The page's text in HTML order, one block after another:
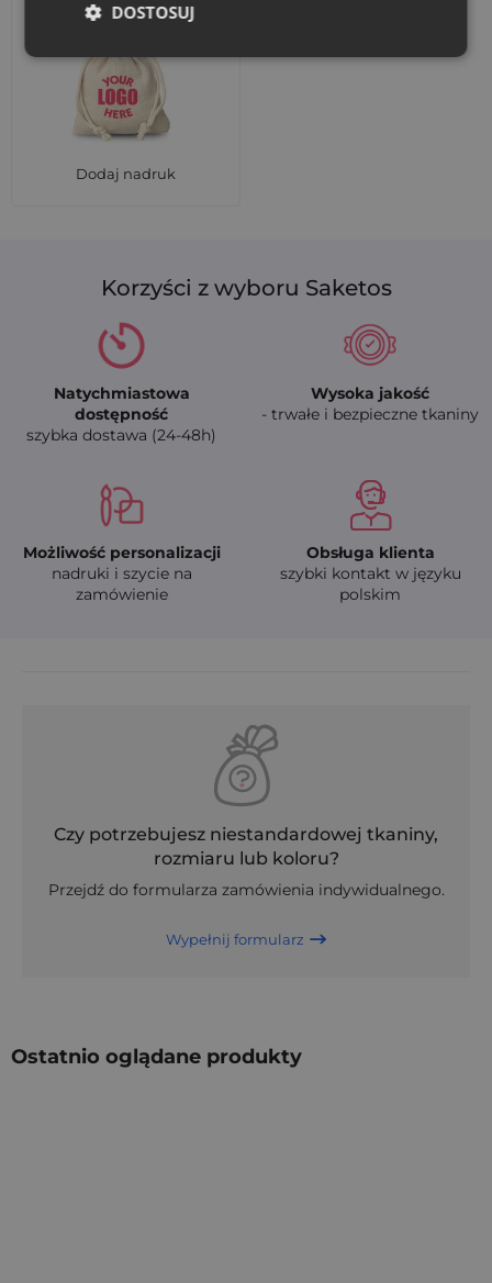
Dodaj nadruk
Korzyści z wyboru Saketos
Natychmiastowa
dostępność
szybka dostawa (24-48h)
Wysoka jakość
- trwałe i bezpieczne tkaniny
Możliwość personalizacji
nadruki i szycie na
zamówienie
Obsługa klienta
szybki kontakt w języku
polskim
Czy potrzebujesz niestandardowej tkaniny,
rozmiaru lub koloru?
Przejdź do formularza zamówienia indywidualnego.
Wypełnij formularz
Ostatnio oglądane produkty
DOSTOSUJ